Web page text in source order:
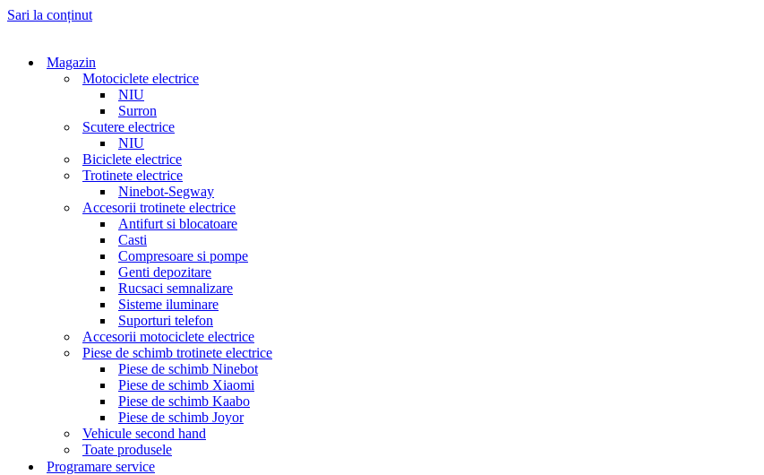
Sari la conținut
Magazin
Motociclete electrice
NIU
Surron
Scutere electrice
NIU
Biciclete electrice
Trotinete electrice
Ninebot-Segway
Accesorii trotinete electrice
Antifurt si blocatoare
Casti
Compresoare si pompe
Genti depozitare
Rucsaci semnalizare
Sisteme iluminare
Suporturi telefon
Accesorii motociclete electrice
Piese de schimb trotinete electrice
Piese de schimb Ninebot
Piese de schimb Xiaomi
Piese de schimb Kaabo
Piese de schimb Joyor
Vehicule second hand
Toate produsele
Programare service